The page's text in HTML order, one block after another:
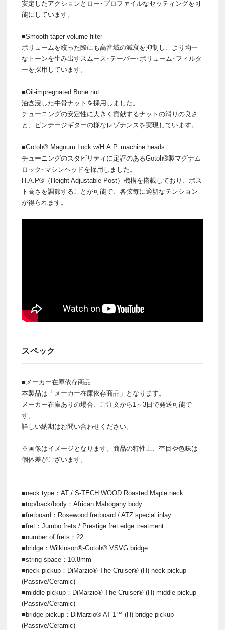
安定したアクションとロー･プロファイルなセッティングを可
能にしています。
■Smooth taper volume filter
ボリュームを絞った際にも高音域の減衰を抑制し、より均一
なトーンを生み出すスムース･テーパー･ボリューム･フィルタ
ーを採用しています。
■Oil-impregnated Bone nut
油含浸した牛骨ナットを採用しました。
チューニングの安定性に大きく貢献するナットの滑りの良さ
と、ビンテージギターの様なレゾナンスを実現しています。
■Gotoh® Magnum Lock w/H.A.P. machine heads
チューニングのスタビリティに定評のあるGotoh®製マグナム
ロック･マシンヘッドを採用しました。
H.A.P®（Height Adjustable Post）機構を搭載しており、ポス
ト高さを調節することが可能で、各弦毎に適切なテンション
が得られます。
スペック
■メーカー在庫依存商品
本製品は「メーカー在庫依存商品」となります。
メーカー在庫ありの場合、ご注文から1～3日で発送可能で
す。
詳しい納期はお問い合わせください。
※画像はイメージとなります。商品の特性上、杢目や色味は
個体差がございます。
■neck type：AT / S-TECH WOOD Roasted Maple neck
■top/back/body：African Mahogany body
■fretboard：Rosewood fretboard / ATZ special inlay
■fret：Jumbo frets / Prestige fret edge treatment
■number of frets：22
■bridge：Wilkinson®-Gotoh® VSVG bridge
■string space：10.8mm
■neck pickup：DiMarzio® The Cruiser® (H) neck pickup
(Passive/Ceramic)
■middle pickup：DiMarzio® The Cruiser® (H) middle pickup
(Passive/Ceramic)
■bridge pickup：DiMarzio® AT-1™ (H) bridge pickup
(Passive/Ceramic)